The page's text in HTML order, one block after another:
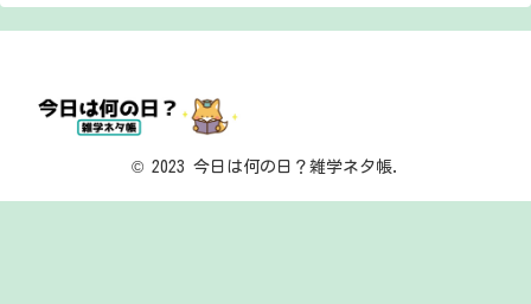
© 2023 今日は何の日？雑学ネタ帳.